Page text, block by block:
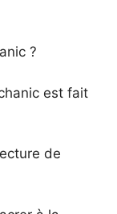
?
est fait
de